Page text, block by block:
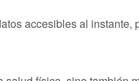
accesibles al